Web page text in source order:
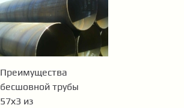
Преимущества
бесшовной трубы
57х3 из